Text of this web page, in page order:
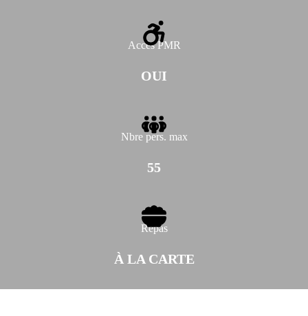
Accès PMR
OUI
Nbre pers. max
55
Repas
À LA CARTE